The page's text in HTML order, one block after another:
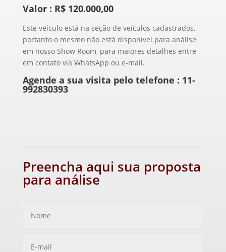
Valor : R$ 120.000,00
Este veículo está na seção de veículos cadastrados,
portanto o mesmo não está disponível para análise
em nosso Show Room, para maiores detalhes entre
em contato via WhatsApp ou e-mail.
Agende a sua visita pelo telefone : 11-
992830393
Preencha aqui sua proposta
para análise